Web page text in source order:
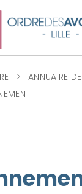
ANNUAIRE